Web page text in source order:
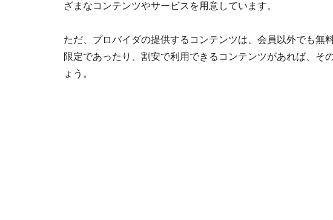
ざまなコンテンツやサービスを用意しています。
ただ、プロバイダの提供するコンテンツは、会員以外でも無
限定であったり、割安で利用できるコンテンツがあれば、そ
ょう。